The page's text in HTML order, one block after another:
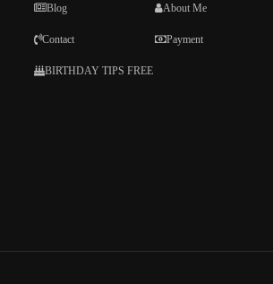
Blog About Me
Contact Payment
BIRTHDAY TIPS FREE